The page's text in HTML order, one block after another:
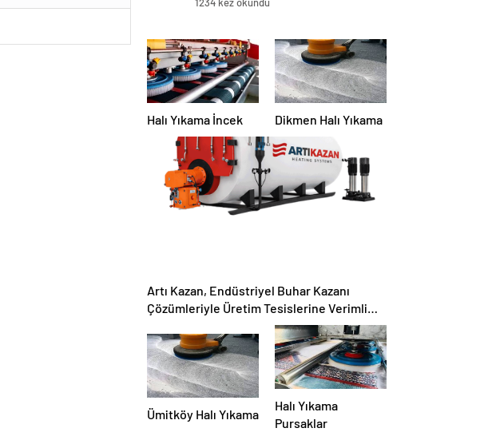
1234 kez okundu
Halı Yıkama İncek Dikmen Halı Yıkama
Artı Kazan, Endüstriyel Buhar Kazanı
Çözümleriyle Üretim Tesislerine Verimli
Ümitköy Halı Yıkama
Halı Yıkama
Pursaklar